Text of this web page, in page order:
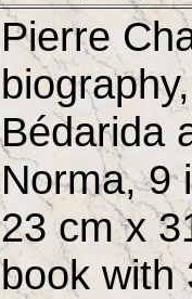
Pierre
Bédarida
Norma, 9
23 cm x
book with